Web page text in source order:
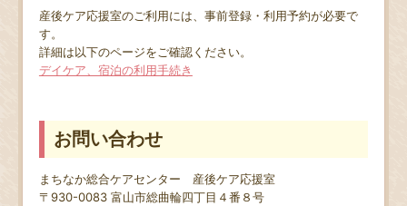
産後ケア応援室のご利用には、事前登録・利用予約が必要で
す。
詳細は以下のページをご確認ください。
デイケア、宿泊の利用手続き
お問い合わせ
まちなか総合ケアセンター 産後ケア応援室
〒930-0083 富山市総曲輪四丁目４番８号